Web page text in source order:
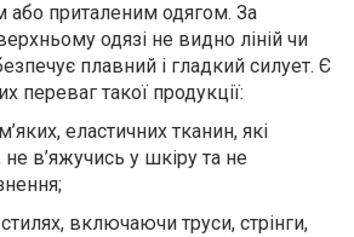
або приталеним одягом. За
одязі не видно ліній чи
плавний і гладкий силует. Є
переваг такої продукції:
еластичних тканин, які
в’яжучись у шкіру та не
;
включаючи труси, стрінги,